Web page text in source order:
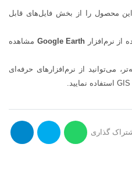
کاربران گرامی می‌توانند فایل KML این محصول را از بخش فایل‌های قابل
از نرم‌افزار Google Earth مشاهده
می‌توانید از نرم‌افزارهای حرفه‌ای
گذاری